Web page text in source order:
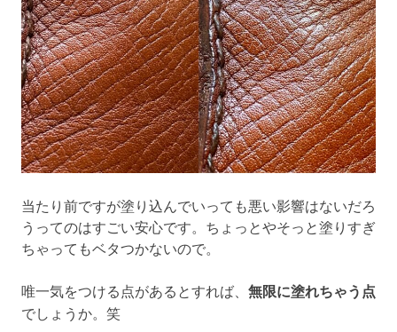
当たり前ですが塗り込んでいっても悪い影響はないだろ
うってのはすごい安心です。ちょっとやそっと塗りすぎ
ちゃってもベタつかないので。
唯一気をつける点があるとすれば、 無限に塗れちゃう点
でしょうか。笑